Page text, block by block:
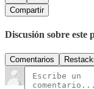
Compartir
Discusión sobre este
Comentarios